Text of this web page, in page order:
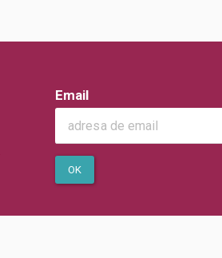
Email
OK